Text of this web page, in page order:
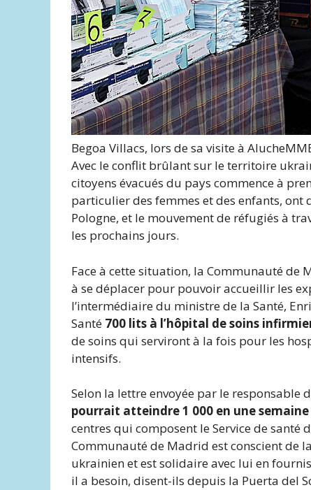
Begoa Villacs, lors de sa visite à Aluche
Avec le conflit brûlant sur le territoire
citoyens évacués du pays commence à
particulier des femmes et des enfants, ont
Pologne, et le mouvement de réfugiés à
les prochains jours.
Face à cette situation, la Communauté
à se déplacer pour pouvoir accueillir les
l’intermédiaire du ministre de la Santé,
Santé 700 lits à l’hôpital de soins
de soins qui serviront à la fois pour les
intensifs.
Selon la lettre envoyée par le responsable
pourrait atteindre 1 000 en une semaine
centres qui composent le Service de santé
Communauté de Madrid est conscient de
ukrainien et est solidaire avec lui en
il a besoin, disent-ils depuis la Puerta del